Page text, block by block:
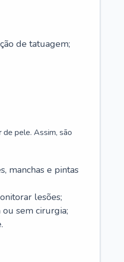
de tatuagem;
de pele. Assim, são
manchas e pintas
lesões;
sem cirurgia;